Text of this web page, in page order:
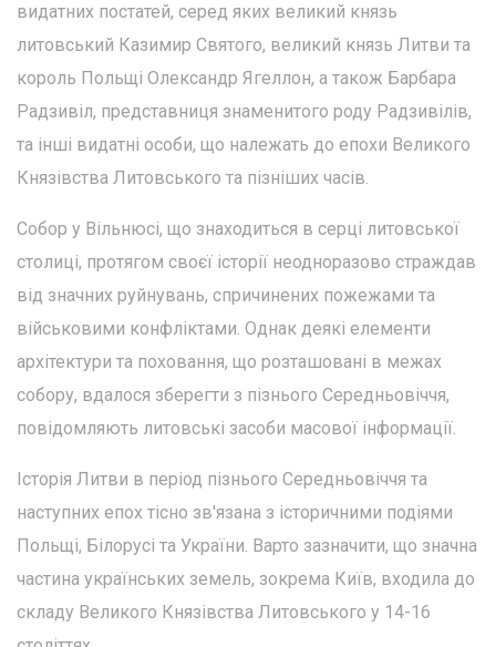
видатних постатей, серед яких великий князь
литовський Казимир Святого, великий князь Литви та
король Польщі Олександр Ягеллон, а також Барбара
Радзивіл, представниця знаменитого роду Радзивілів,
та інші видатні особи, що належать до епохи Великого
Князівства Литовського та пізніших часів.
Собор у Вільнюсі, що знаходиться в серці литовської
столиці, протягом своєї історії неодноразово страждав
від значних руйнувань, спричинених пожежами та
військовими конфліктами. Однак деякі елементи
архітектури та поховання, що розташовані в межах
собору, вдалося зберегти з пізнього Середньовіччя,
повідомляють литовські засоби масової інформації.
Історія Литви в період пізнього Середньовіччя та
наступних епох тісно зв'язана з історичними подіями
Польщі, Білорусі та України. Варто зазначити, що значна
частина українських земель, зокрема Київ, входила до
складу Великого Князівства Литовського у 14-16